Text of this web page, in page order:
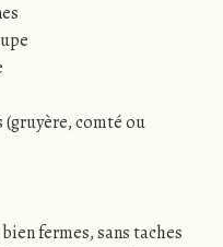
(gruyère, comté ou
fermes, sans taches